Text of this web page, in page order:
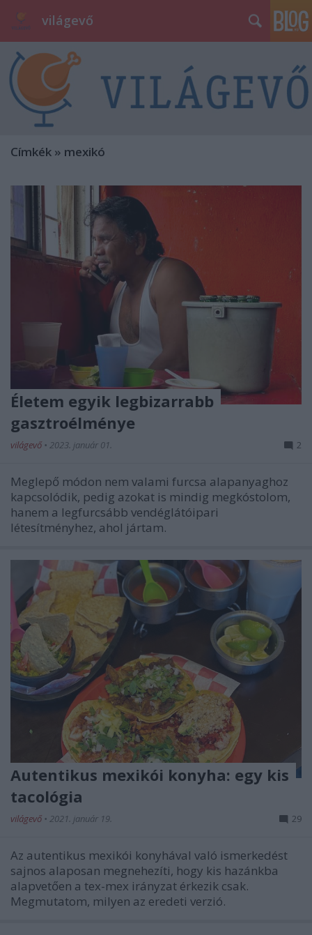
világevő
Címkék » mexikó
Életem egyik legbizarrabb
gasztroélménye
világevő • 2023. január 01. 2
Meglepő módon nem valami furcsa alapanyaghoz
kapcsolódik, pedig azokat is mindig megkóstolom,
hanem a legfurcsább vendéglátóipari
létesítményhez, ahol jártam.
Autentikus mexikói konyha: egy kis
tacológia
világevő • 2021. január 19. 29
Az autentikus mexikói konyhával való ismerkedést
sajnos alaposan megnehezíti, hogy kis hazánkba
alapvetően a tex-mex irányzat érkezik csak.
Megmutatom, milyen az eredeti verzió.